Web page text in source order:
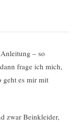
– so
frage ich mich,
geht es mir mit
zwar Beinkleider,